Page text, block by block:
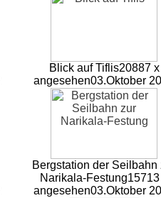
Blick auf Tiflis20887 x
angesehen03.Oktober
Bergstation der Seilbahn
Narikala-Festung
angesehen03.Oktober